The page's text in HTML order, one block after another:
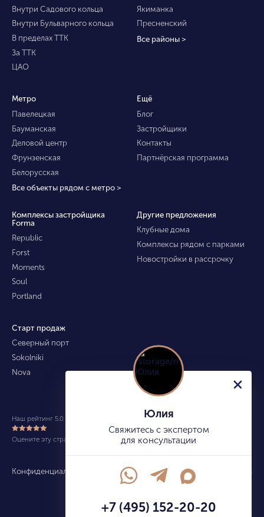
Внутри Садового кольца
Внутри Бульварного кольца
В пределах ТТК
За ТТК
ЦАО
Якиманка
Пресненский
Все районы >
Метро
Павелецкая
Бауманская
Деловой центр
Фрунзенская
Белорусская
Все объекты рядом с метро >
Ещё
Блог
Застройщики
Контакты
Партнёрская программа
Комплексы застройщика
Forma
Republic
Forst
Moments
Soul
Portland
Другие предложения
Клубные дома
Комплексы рядом с парками
Новостройки в рассрочку
Старт продаж
Северный порт
Sokolniki
Nova
Конфиденциальность Карта сайта info@kupitekvartiru.com
Наш рейтинг 5.0 из 5 (490)
Оцените эту страницу
Юлия
Свяжитесь с экспертом
для консультации
+7 (495) 152-20-20